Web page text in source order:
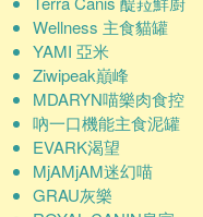
Wellness 主食貓罐
YAMI 亞米
Ziwipeak巔峰
MDARYN喵樂肉食控
吶一口機能主食泥罐
EVARK渴望
MjAMjAM迷幻喵
GRAU灰樂